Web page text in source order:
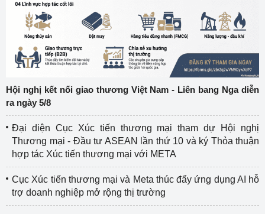
Hội nghị kết nối giao thương Việt Nam - Liên bang Nga diễn
ra ngày 5/8
Đại diện Cục Xúc tiến thương mại tham dự Hội nghị
Thương mại - Đầu tư ASEAN lần thứ 10 và ký Thỏa thuận
hợp tác Xúc tiến thương mại với META
Cục Xúc tiến thương mại và Meta thúc đẩy ứng dụng AI hỗ
trợ doanh nghiệp mở rộng thị trường